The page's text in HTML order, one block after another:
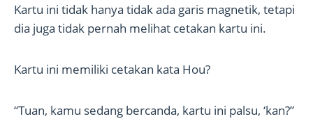
Kartu ini tidak hanya tidak ada garis magnetik, tetapi
dia juga tidak pernah melihat cetakan kartu ini.
Kartu ini memiliki cetakan kata Hou?
“Tuan, kamu sedang bercanda, kartu ini palsu, ‘kan?”